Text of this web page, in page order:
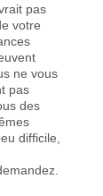
pas
votre
ne vous
pas
des
difficile,